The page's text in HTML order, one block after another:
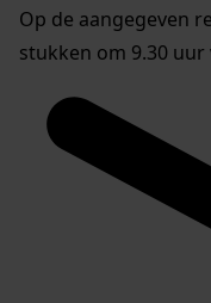
Op de aangegeven
stukken om 9.30 uur